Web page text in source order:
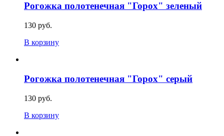
Рогожка полотенечная "Горох" зеленый
130 руб.
В корзину
Рогожка полотенечная "Горох" серый
130 руб.
В корзину